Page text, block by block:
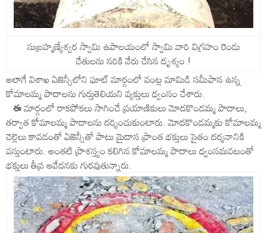
సుబ్రహ్మణ్యేశ్వర స్వామి ఉపాలయంలో స్వామి వారి విగ్రహం రెండు
చేతులను నరికి వేరు చేసిన దృశ్యం !
అలాగే విశాఖ ఏజెన్సీలోని ఘాట్ మార్గంలో వంట్ల మామిడి సమీపాన ఉన్న
కోమాలమ్మ పాదాలను గుర్తుతెలియని వ్యక్తులు ధ్వంసం చేశారు.
ఈమార్గంలో రాకపోకలు సాగించే ప్రయాణికులు మోదకొండమ్మ పాదాలు,
తర్వాత కోమాలమ్మ పాదాలను దర్శించుకుంటారు. మోదకొండమ్మకు కోమాలమ్మ
చెల్లెలు కావడంతో ఏజెన్సీతో పాటు మైదాన ప్రాంత భక్తులు సైతం దర్శనానికి
వస్తుంటారు. అంతటి ప్రాశస్త్యం కలిగిన కోమాలమ్మ పాదాలు ధ్వంసమవటంతో
భక్తులు తీవ్ర ఆవేదనకు గురవుతున్నారు.